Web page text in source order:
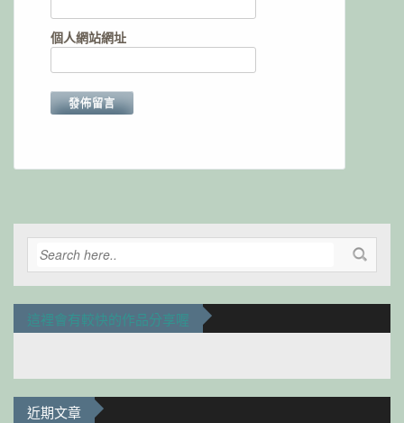
個人網站網址
這裡會有較快的作品分享喔
近期文章